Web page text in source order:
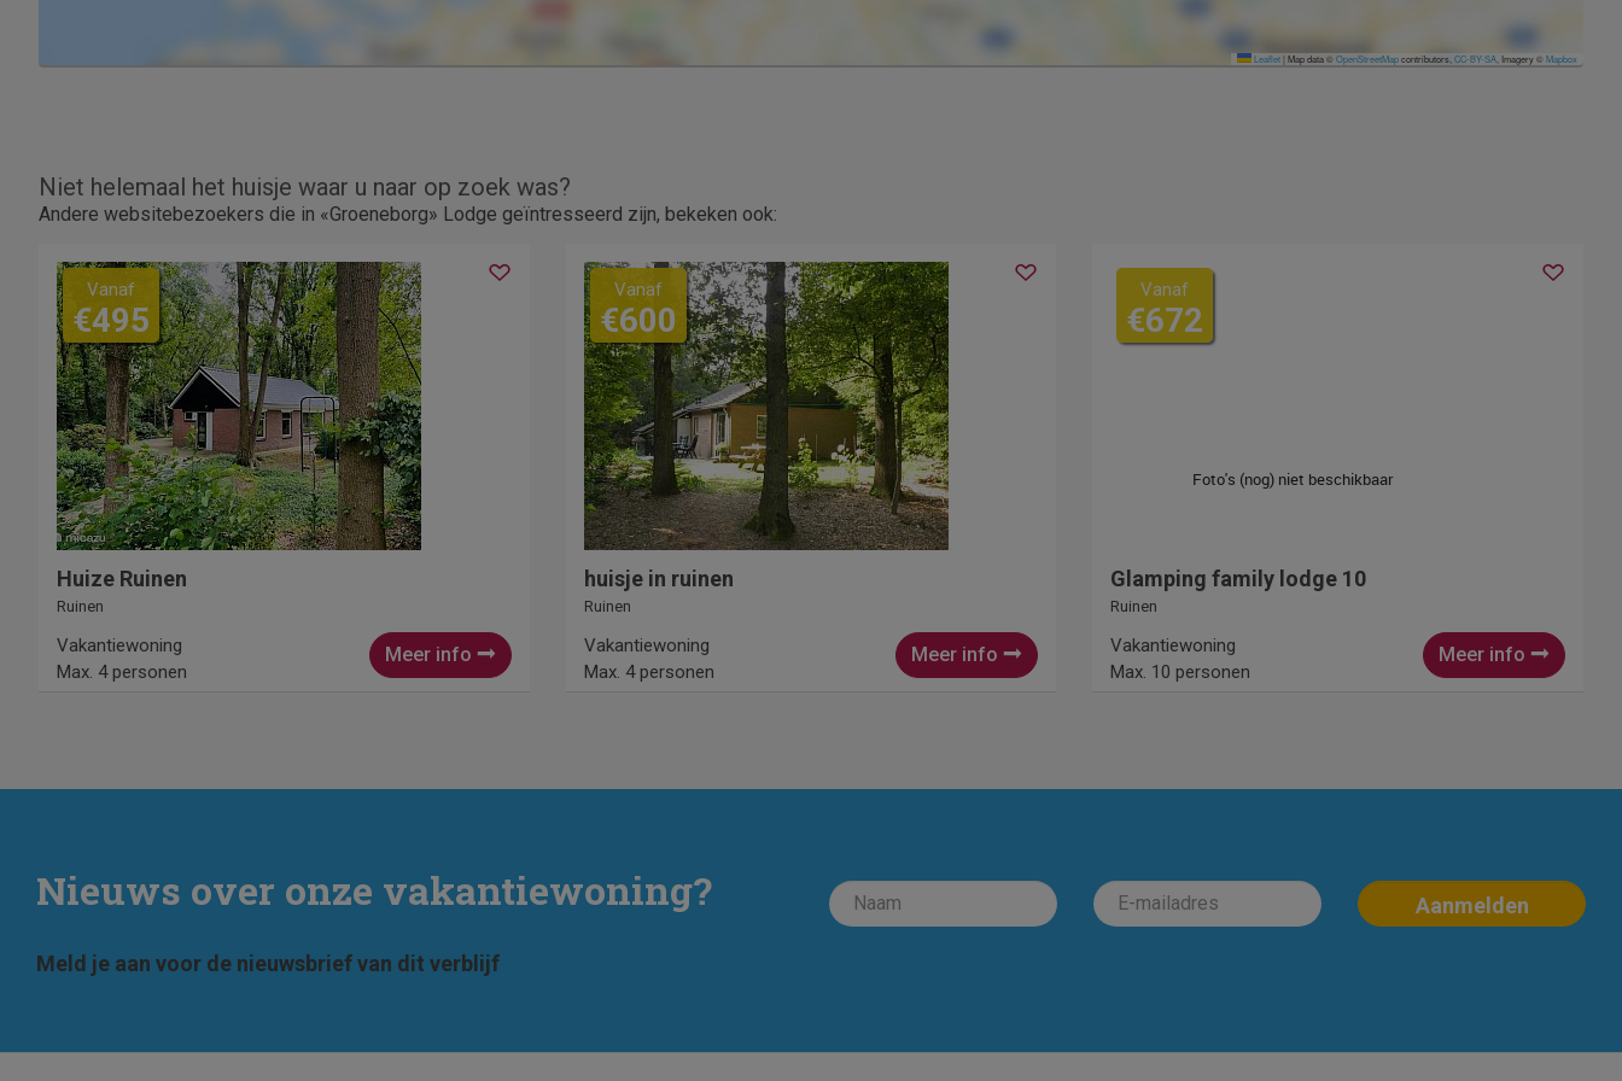
Leaflet| Map data ©OpenStreetMapcontributors, CC-BY-SA , Imagery ©Mapbox
Niet helemaal het huisje waar u naar op zoek was?
Andere websitebezoekers die in «Groeneborg» Lodge geïntresseerd zijn, bekeken ook:
Vanaf
€495
Huize Ruinen
Ruinen
Meer info
Vakantiewoning
Max. 4 personen
Vanaf
€600
huisje in ruinen
Ruinen
Meer info
Vakantiewoning
Max. 4 personen
Vanaf
€672
Glamping family lodge 10
Ruinen
Meer info
Vakantiewoning
Max. 10 personen
Nieuws over onze vakantiewoning?
Meld je aan voor de nieuwsbrief van dit verblijf